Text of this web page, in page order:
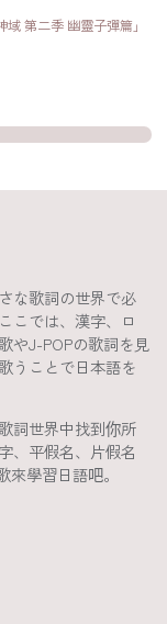
域 第二季 幽靈子彈篇」
な歌詞の世界で必
こでは、漢字、ロ
やJ-POPの歌詞を見
うことで日本語を
詞世界中找到你所
、平假名、片假名
學習日語吧。